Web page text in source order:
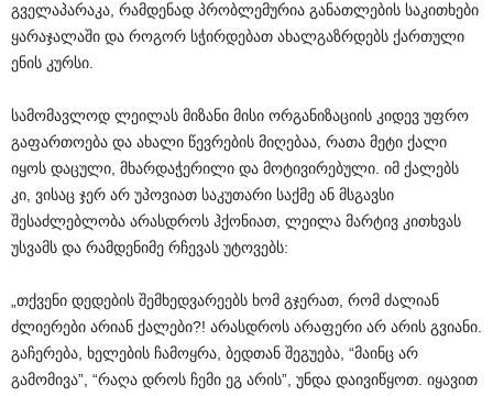
გველაპარაკა, რამდენად პრობლემურია განათლების საკითხები
ყარაჯალაში და როგორ სჭირდებათ ახალგაზრდებს ქართული
ენის კურსი.
სამომავლოდ ლეილას მიზანი მისი ორგანიზაციის კიდევ უფრო
გაფართოება და ახალი წევრების მიღებაა, რათა მეტი ქალი
იყოს დაცული, მხარდაჭერილი და მოტივირებული. იმ ქალებს
კი, ვისაც ჯერ არ უპოვიათ საკუთარი საქმე ან მსგავსი
შესაძლებლობა არასდროს ჰქონიათ, ლეილა მარტივ კითხვას
უსვამს და რამდენიმე რჩევას უტოვებს:
„თქვენი დედების შემხედვარეებს ხომ გჯერათ, რომ ძალიან
ძლიერები არიან ქალები?! არასდროს არაფერი არ არის გვიანი.
გაჩერება, ხელების ჩამოყრა, ბედთან შეგუება, “მაინც არ
გამომივა”, “რაღა დროს ჩემი ეგ არის”, უნდა დაივიწყოთ. იყავით